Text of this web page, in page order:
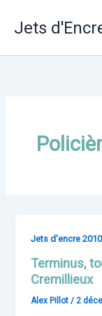
Jets
Jets d'encre 2010
Terminus,
Cremillieux
Alex Pillot/ 2